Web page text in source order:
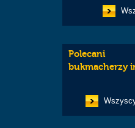
Polecani
bukmacherzy